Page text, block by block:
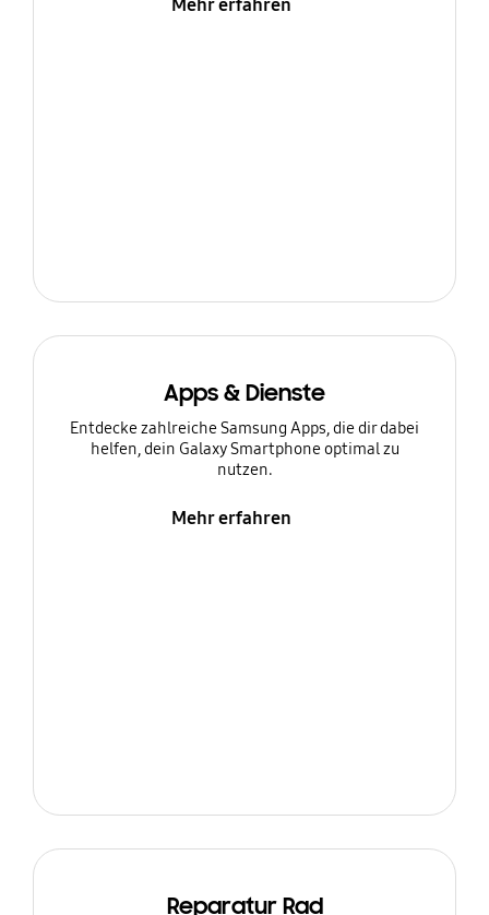
Apps & Dienste
Entdecke zahlreiche Samsung Apps, die dir dabei
helfen, dein Galaxy Smartphone optimal zu
nutzen.
Mehr erfahren
Reparatur Rad